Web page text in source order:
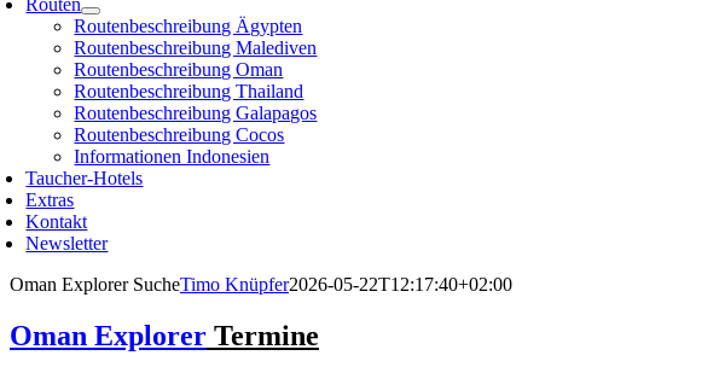
Routen
Routenbeschreibung Ägypten
Routenbeschreibung Malediven
Routenbeschreibung Oman
Routenbeschreibung Thailand
Routenbeschreibung Galapagos
Routenbeschreibung Cocos
Informationen Indonesien
Taucher-Hotels
Extras
Kontakt
Newsletter
Oman Explorer SucheTimo Knüpfer2026-05-22T12:17:40+02:00
Oman Explorer Termine